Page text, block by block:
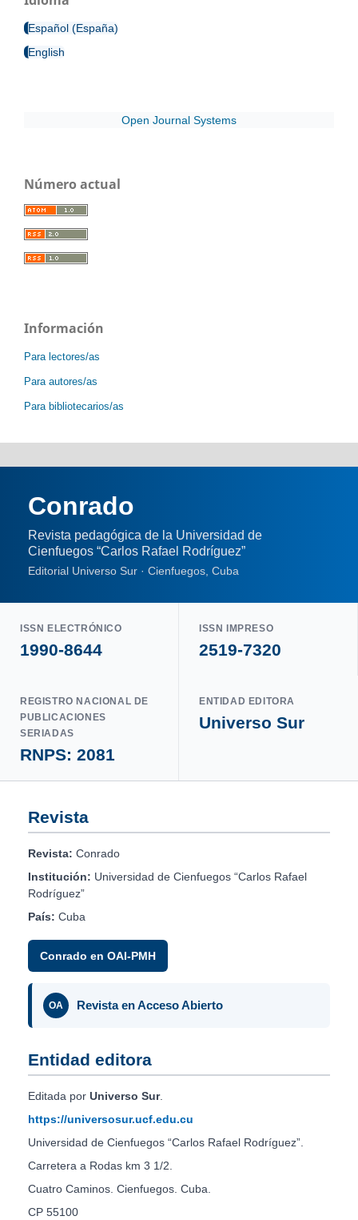
Español (España)
English
Open Journal Systems
Número actual
Información
Para lectores/as
Para autores/as
Para bibliotecarios/as
Conrado
Revista pedagógica de la Universidad de
Cienfuegos “Carlos Rafael Rodríguez”
Editorial Universo Sur · Cienfuegos, Cuba
ISSN ELECTRÓNICO
1990-8644
ISSN IMPRESO
2519-7320
REGISTRO NACIONAL DE
PUBLICACIONES
SERIADAS
RNPS: 2081
ENTIDAD EDITORA
Universo Sur
Revista
Revista: Conrado
Institución: Universidad de Cienfuegos “Carlos Rafael
Rodríguez”
País: Cuba
Conrado en OAI-PMH
OA Revista en Acceso Abierto
Entidad editora
Editada por Universo Sur.
https://universosur.ucf.edu.cu
Universidad de Cienfuegos “Carlos Rafael Rodríguez”.
Carretera a Rodas km 3 1/2.
Cuatro Caminos. Cienfuegos. Cuba.
CP 55100